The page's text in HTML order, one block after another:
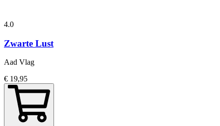
4.0
Zwarte Lust
Aad Vlag
€ 19,95